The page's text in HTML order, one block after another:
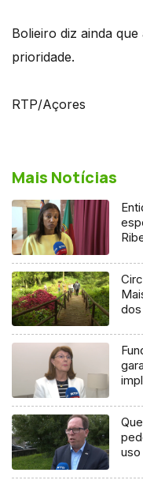
Bolieiro diz ainda
prioridade.
RTP/Açores
Mais Notícias